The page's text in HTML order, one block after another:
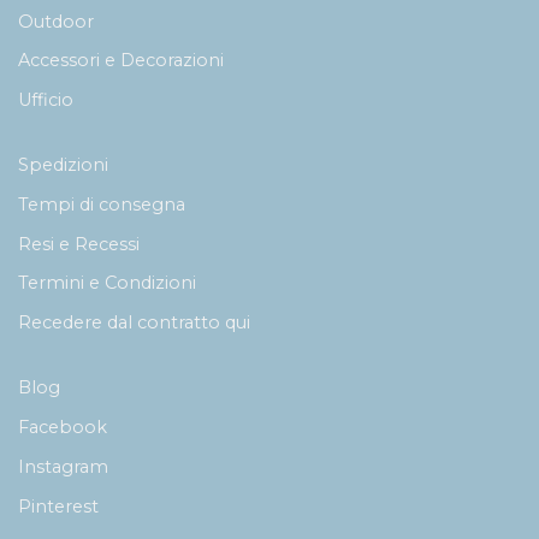
Outdoor
Accessori e Decorazioni
Ufficio
Spedizioni
Tempi di consegna
Resi e Recessi
Termini e Condizioni
Recedere dal contratto qui
Blog
Facebook
Instagram
Pinterest